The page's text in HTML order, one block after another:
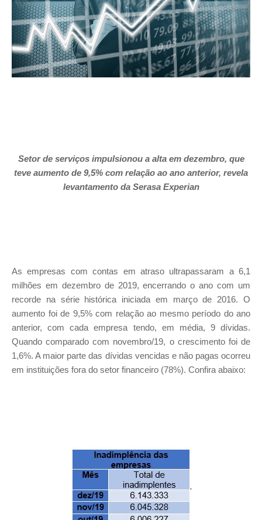
Setor de serviços impulsionou a alta em dezembro, que
teve aumento de 9,5% com relação ao ano anterior, revela
levantamento da Serasa Experian
As empresas com contas em atraso ultrapassaram a 6,1
milhões em dezembro de 2019, encerrando o ano com um
recorde na série histórica iniciada em março de 2016. O
aumento foi de 9,5% com relação ao mesmo período do ano
anterior, com cada empresa tendo, em média, 9 dívidas.
Quando comparado com novembro/19, o crescimento foi de
1,6%. A maior parte das dívidas vencidas e não pagas ocorreu
em instituições fora do setor financeiro (78%). Confira abaixo: